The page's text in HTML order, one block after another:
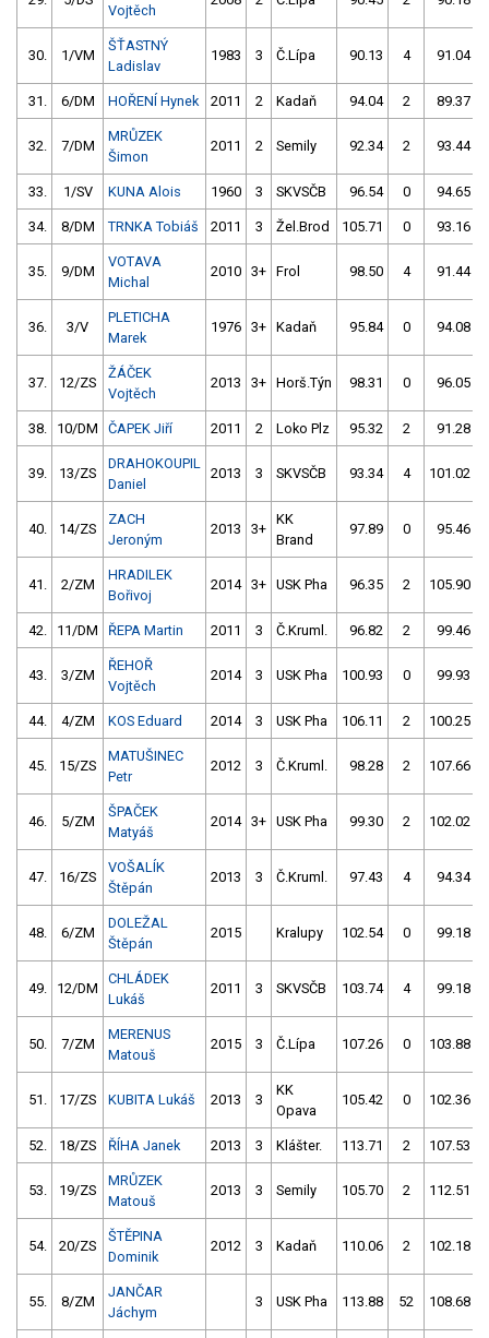
Vojtěch
30. 1/VM
ŠŤASTNÝ
Ladislav
1983 3 Č.Lípa 90.13 4 91.04
31. 6/DM HOŘENÍ Hynek 2011 2 Kadaň 94.04 2 89.37
32. 7/DM
MRŮZEK
Šimon
2011 2 Semily 92.34 2 93.44
33. 1/SV KUNA Alois 1960 3 SKVSČB 96.54 0 94.65
34. 8/DM TRNKA Tobiáš 2011 3 Žel.Brod 105.71 0 93.16
35. 9/DM
VOTAVA
Michal
2010 3+ Frol 98.50 4 91.44
36. 3/V
PLETICHA
Marek
1976 3+ Kadaň 95.84 0 94.08
37. 12/ZS
ŽÁČEK
Vojtěch
2013 3+ Horš.Týn 98.31 0 96.05
38. 10/DM ČAPEK Jiří 2011 2 Loko Plz 95.32 2 91.28
39. 13/ZS
DRAHOKOUPIL
Daniel
2013 3 SKVSČB 93.34 4 101.02
40. 14/ZS
ZACH
Jeroným
2013 3+
KK
Brand
97.89 0 95.46
41. 2/ZM
HRADILEK
Bořivoj
2014 3+ USK Pha 96.35 2 105.90
42. 11/DM ŘEPA Martin 2011 3 Č.Kruml. 96.82 2 99.46
43. 3/ZM
ŘEHOŘ
Vojtěch
2014 3 USK Pha 100.93 0 99.93
44. 4/ZM KOS Eduard 2014 3 USK Pha 106.11 2 100.25
45. 15/ZS
MATUŠINEC
Petr
2012 3 Č.Kruml. 98.28 2 107.66
46. 5/ZM
ŠPAČEK
Matyáš
2014 3+ USK Pha 99.30 2 102.02
47. 16/ZS
VOŠALÍK
Štěpán
2013 3 Č.Kruml. 97.43 4 94.34
48. 6/ZM
DOLEŽAL
Štěpán
2015 Kralupy 102.54 0 99.18
49. 12/DM
CHLÁDEK
Lukáš
2011 3 SKVSČB 103.74 4 99.18
50. 7/ZM
MERENUS
Matouš
2015 3 Č.Lípa 107.26 0 103.88
51. 17/ZS KUBITA Lukáš 2013 3
KK
Opava
105.42 0 102.36
52. 18/ZS ŘÍHA Janek 2013 3 Klášter. 113.71 2 107.53
53. 19/ZS
MRŮZEK
Matouš
2013 3 Semily 105.70 2 112.51
54. 20/ZS
ŠTĚPINA
Dominik
2012 3 Kadaň 110.06 2 102.18
55. 8/ZM
JANČAR
Jáchym
3 USK Pha 113.88 52 108.68